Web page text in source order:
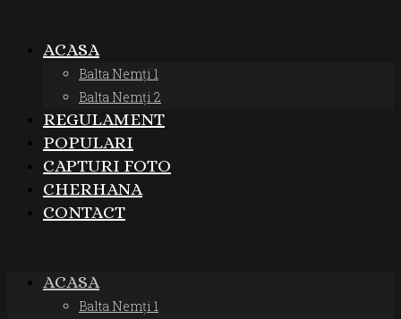
ACASA
Balta Nemți 1
Balta Nemți 2
REGULAMENT
POPULARI
CAPTURI FOTO
CHERHANA
CONTACT
ACASA
Balta Nemți 1